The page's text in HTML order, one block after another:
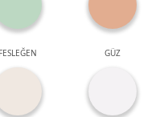
FESLEĞEN GÜZ